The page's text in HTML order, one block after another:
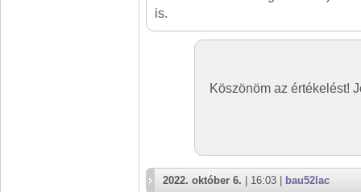
is.
Köszönöm az értékelést!
2022. október 6. | 16:03 | bau52lac